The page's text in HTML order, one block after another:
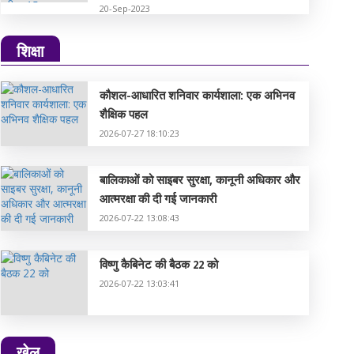
20-Sep-2023
शिक्षा
कौशल-आधारित शनिवार कार्यशाला: एक अभिनव
शैक्षिक पहल
2026-07-27 18:10:23
बालिकाओं को साइबर सुरक्षा, कानूनी अधिकार और
आत्मरक्षा की दी गई जानकारी
2026-07-22 13:08:43
विष्णु कैबिनेट की बैठक 22 को
2026-07-22 13:03:41